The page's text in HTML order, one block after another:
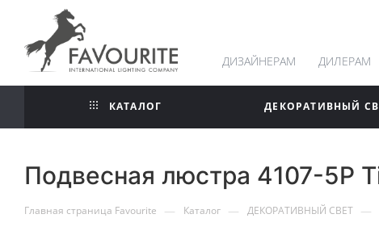
ДИЗАЙНЕРАМ ДИЛЕРАМ
КАТАЛОГ ДЕКОРАТИВНЫЙ
Подвесная люстра 4107-5P
Главная страница Favourite — Каталог — ДЕКОРАТИВНЫЙ СВЕТ —